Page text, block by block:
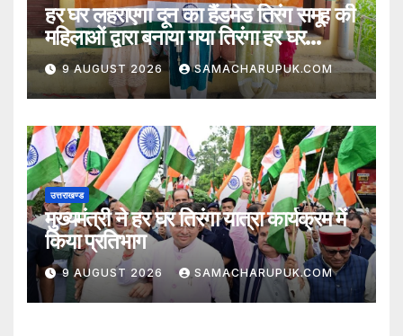
हर घर लहराएगा दून का हैंडमेड तिरंग समूह की
महिलाओं द्वारा बनाया गया तिरंगा हर घर
लहराएगा
9 AUGUST 2026 SAMACHARUPUK.COM
उत्तराखण्ड
मुख्यमंत्री ने हर घर तिरंगा यात्रा कार्यक्रम में
किया प्रतिभाग
9 AUGUST 2026 SAMACHARUPUK.COM